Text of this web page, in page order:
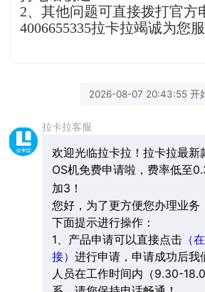
2、其他问题可直接拨打官方
4006655335拉卡拉竭诚为您服
2026-08-07 20:43:55 开
拉卡拉客服
欢迎光临拉卡拉！拉卡拉最新
OS机免费申请啦，费率低至
加3！
您好，为了更方便您办理业务
下面提示进行操作：
1、产品申请可以直接点击（
接） 进行申请，申请成功后我
人员在工作时间内（9.30-